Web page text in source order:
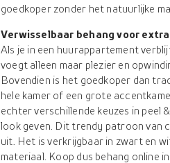
goedkoper zonder het natuurlijke
Verwisselbaar behang voor
Als je in een huurappartement
voegt alleen maar plezier en
Bovendien is het goedkoper dan
hele kamer of een grote
echter verschillende keuzes in peel
look geven. Dit trendy patroon van
uit. Het is verkrijgbaar in zwart en
materiaal. Koop dus behang online